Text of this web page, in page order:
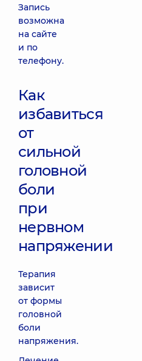
Запись
возможна
на сайте
и по
телефону.
Как
избавиться
от
сильной
головной
боли
при
нервном
напряжении
Терапия
зависит
от формы
головной
боли
напряжения.